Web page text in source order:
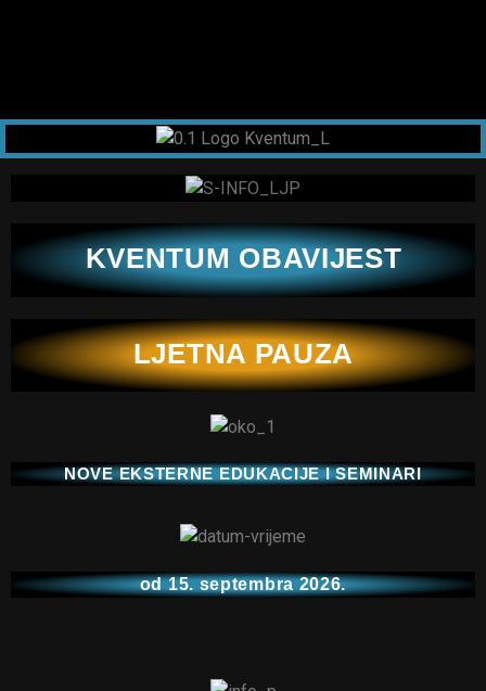
KVENTUM OBAVIJEST
LJETNA PAUZA
NOVE EKSTERNE EDUKACIJE I SEMINARI
od 15. septembra 2026.